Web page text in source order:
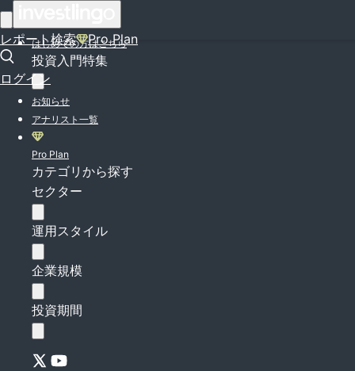
レポート検索 Pro Plan
ログイン
はじめての方はこちら
投資入門特集
お知らせ
アナリスト一覧
Pro Plan
カテゴリから探す
セクター
運用スタイル
企業規模
投資期間